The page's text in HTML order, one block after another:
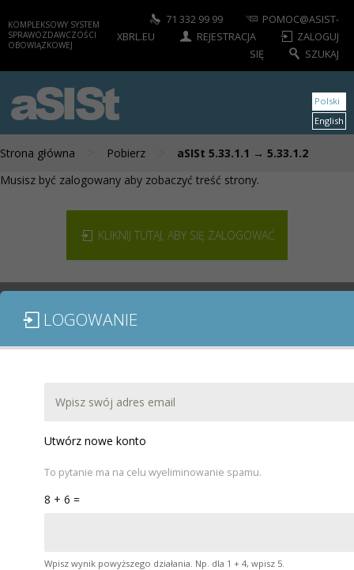
KOMPLEKSOWY SYSTEM
SPRAWOZDAWCZOŚCI
OBOWIĄZKOWEJ
71 332 99 99
POMOC@ASIST-
XBRL.EU
REJESTRACJA
ZALOGUJ
SIĘ
SZUKAJ
aSISt
Strona główna Pobierz aSISt 5.33.1.1 → 5.33.1.2
Polski
English
Musisz być zalogowany aby zobaczyć treść strony.
KLIKNIJ TUTAJ, ABY SIĘ ZALOGOWAĆ
MODUŁY / SPRAWOZDANIA
LOGOWANIE
Utwórz nowe konto
To pytanie ma na celu wyeliminowanie spamu.
8 + 6 =
Wpisz wynik powyższego działania. Np. dla 1 + 4, wpisz 5.